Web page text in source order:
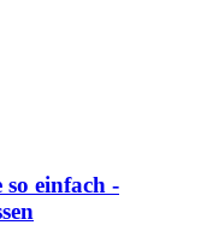
einfach -